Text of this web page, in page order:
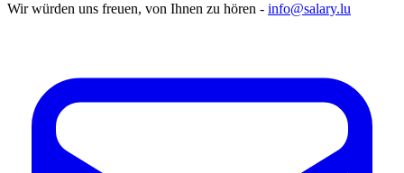
Wir würden uns freuen, von Ihnen zu hören - info@salary.lu